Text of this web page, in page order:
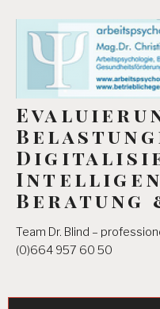
content
Beratung
Team Dr. Blind –
(0)664 957 60 50